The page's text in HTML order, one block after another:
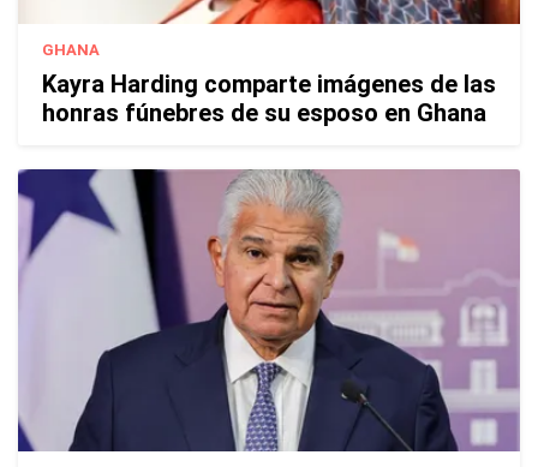
GHANA
Kayra Harding comparte imágenes de las
honras fúnebres de su esposo en Ghana